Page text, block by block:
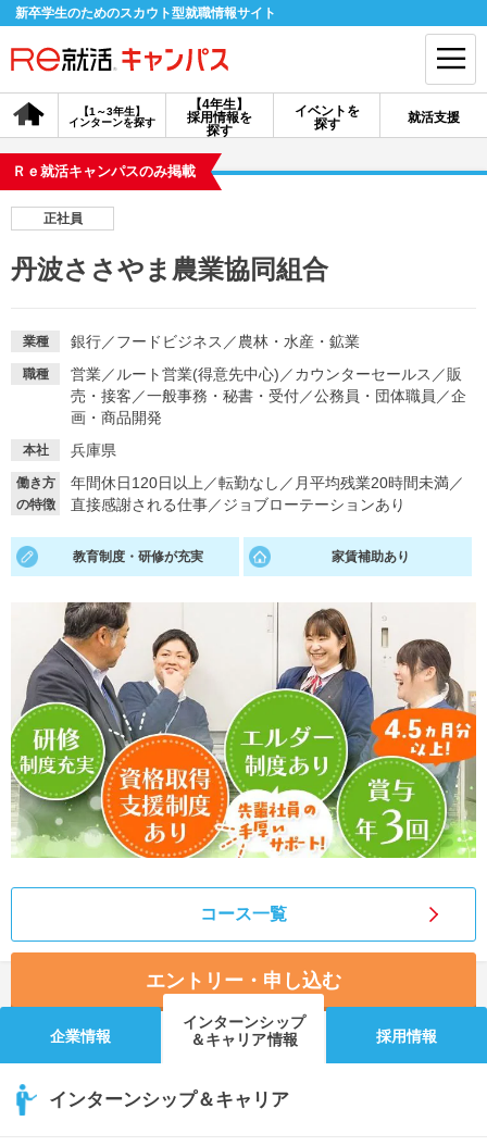
新卒学生のためのスカウト型就職情報サイト
【4年生】
採用情報を
探す
【1～3年生】
インターンを探す
イベントを
探す
就活支援
会員登録 ログイン
探す
イベントを探す スカウト お知らせ
就活ノウハウが満載！ お役立ち記事・相談室など
適職診断
あなたに合う仕事を診断！
就活チャンネル
動画で対策講座をチェック
就活ニュースペーパー
就活時事ニュースを更新
よくある質問
不明点があればこちら
Ｒｅ就活キャンパスのみ掲載
正社員
丹波ささやま農業協同組合
業種 銀行／フードビジネス ／農林・水産・鉱業
職種 営業／ ルート営業(得意先中心) ／カウンターセールス ／販
売・接客 ／一般事務・秘書・受付／公務員・団体職員 ／企
画・商品開発
本社 兵庫県
働き方
の特徴
年間休日120日以上 ／転勤なし ／ 月平均残業20時間未満／
直接感謝される仕事／ジョブローテーションあり
教育制度・研修が充実 家賃補助あり
コース一覧
エントリー・申し込む
企業情報
インターンシップ
＆キャリア情報
採用情報
インターンシップ＆キャリア